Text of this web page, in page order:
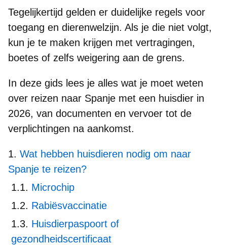
Tegelijkertijd gelden er duidelijke regels voor
toegang en dierenwelzijn. Als je die niet volgt,
kun je te maken krijgen met vertragingen,
boetes of zelfs weigering aan de grens.
In deze gids lees je alles wat je moet weten
over reizen naar Spanje met een huisdier in
2026, van documenten en vervoer tot de
verplichtingen na aankomst.
Wat hebben huisdieren nodig om naar
Spanje te reizen?
Microchip
Rabiësvaccinatie
Huisdierpaspoort of
gezondheidscertificaat